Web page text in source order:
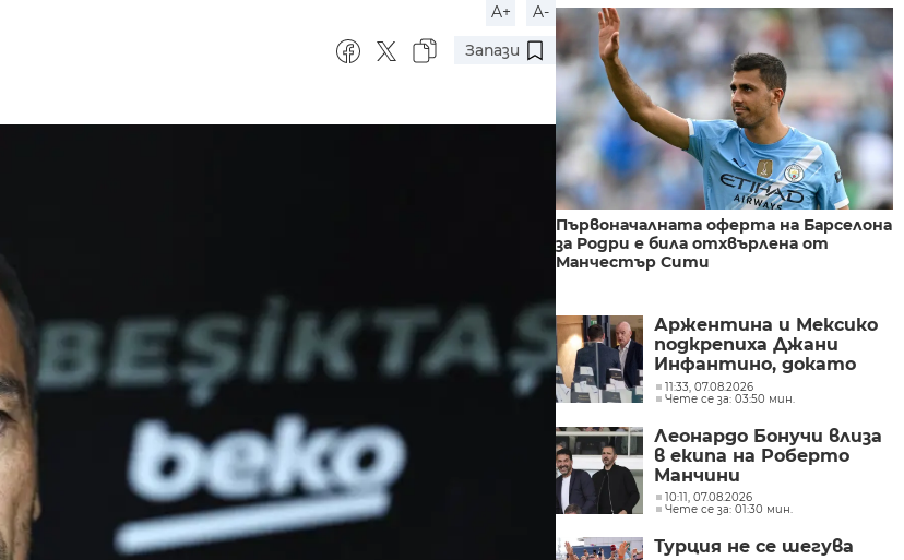
A+
A-
Запази
Първоначалната оферта на Барселона
за Родри е била отхвърлена от
Манчестър Сити
Аржентина и Мексико
подкрепиха Джани
Инфантино, докато
продължават борбите
и разногласията във
11:33, 07.08.2026
Чете се за: 03:50 мин.
Леонардо Бонучи влиза
в екипа на Роберто
Манчини
10:11, 07.08.2026
Чете се за: 01:30 мин.
Турция не се шегува